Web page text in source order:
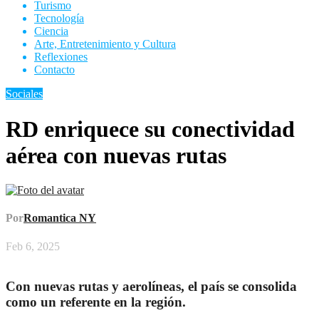
Turismo
Tecnología
Ciencia
Arte, Entretenimiento y Cultura
Reflexiones
Contacto
Sociales
RD enriquece su conectividad
aérea con nuevas rutas
PorRomantica NY
Feb 6, 2025
Con nuevas rutas y aerolíneas, el país se consolida
como un referente en la región.